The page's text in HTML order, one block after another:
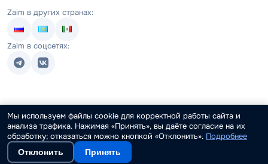
Zaim в других странах:
Zaim в соцсетях:
Мы используем файлы cookie для корректной работы сайта и
анализа трафика. Нажимая «Принять», вы даёте согласие на их
обработку; отказаться можно кнопкой «Отклонить». Подробнее
Отклонить Принять